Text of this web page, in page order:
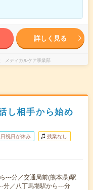
詳しく見る
メディカルケア事業部
し相手から始め
日祝日が休み 残業なし
---分／交通局前(熊本県)駅
分／八丁馬場駅から---分